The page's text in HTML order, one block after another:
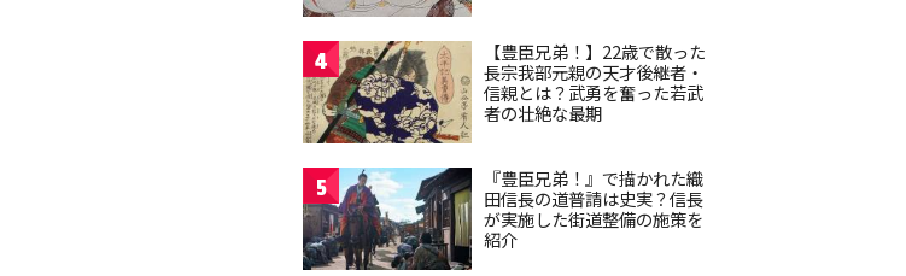
4
【豊臣兄弟！】22歳で散った
長宗我部元親の天才後継者・
信親とは？武勇を奮った若武
者の壮絶な最期
5
『豊臣兄弟！』で描かれた織
田信長の道普請は史実？信長
が実施した街道整備の施策を
紹介